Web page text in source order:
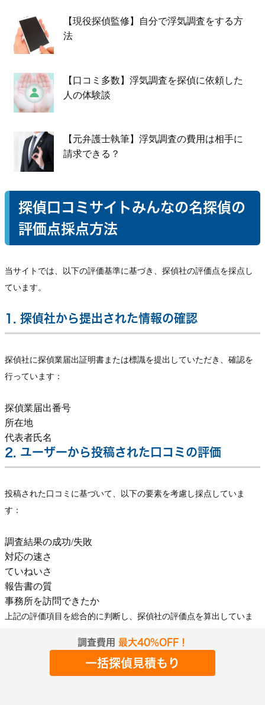
調査費用 最大40%OFF！
一括探偵見積もり
【現役探偵監修】自分で浮気調査をする方
法
【口コミ多数】浮気調査を探偵に依頼した
人の体験談
【元弁護士執筆】浮気調査の費用は相手に
請求できる？
探偵口コミサイトみんなの名探偵の
評価点採点方法
当サイトでは、以下の評価基準に基づき、探偵社の評価点を採点し
ています。
1. 探偵社から提出された情報の確認
探偵社に探偵業届出証明書または標識を提出していただき、確認を
行っています：
探偵業届出番号
所在地
代表者氏名
2. ユーザーから投稿された口コミの評価
投稿された口コミに基づいて、以下の要素を考慮し採点していま
す：
調査結果の成功/失敗
対応の速さ
ていねいさ
報告書の質
事務所を訪問できたか
上記の評価項目を総合的に判断し、探偵社の評価点を算出していま
公平な評価を行っています。